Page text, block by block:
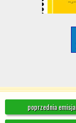
poprzednia emisja